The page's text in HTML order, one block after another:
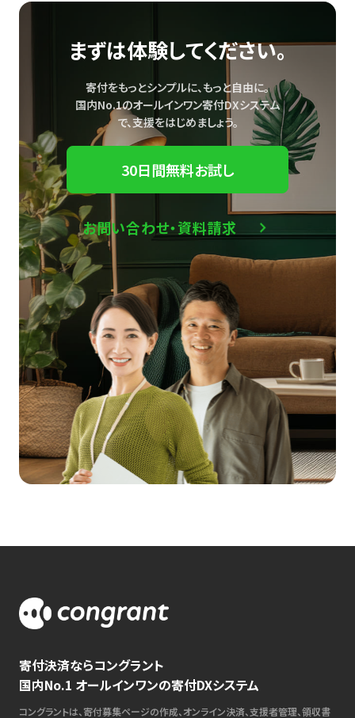
まずは体験してください。
寄付をもっとシンプルに、もっと自由に。
国内No.1のオールインワン寄付DXシステム
で、支援をはじめましょう。
30日間無料お試し
お問い合わせ・資料請求
寄付決済ならコングラント
国内No.1 オールインワンの寄付DXシステム
コングラントは、寄付募集ページの作成、オンライン決済、支援者管理、領収書